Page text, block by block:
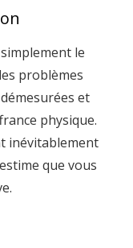
le
problèmes
et
physique.
inévitablement
que vous